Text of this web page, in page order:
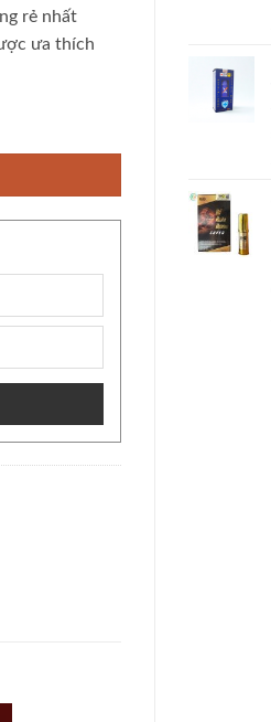
rẻ nhất
ưa thích
Mỹ - Chai 40ml + 10ml số lượng